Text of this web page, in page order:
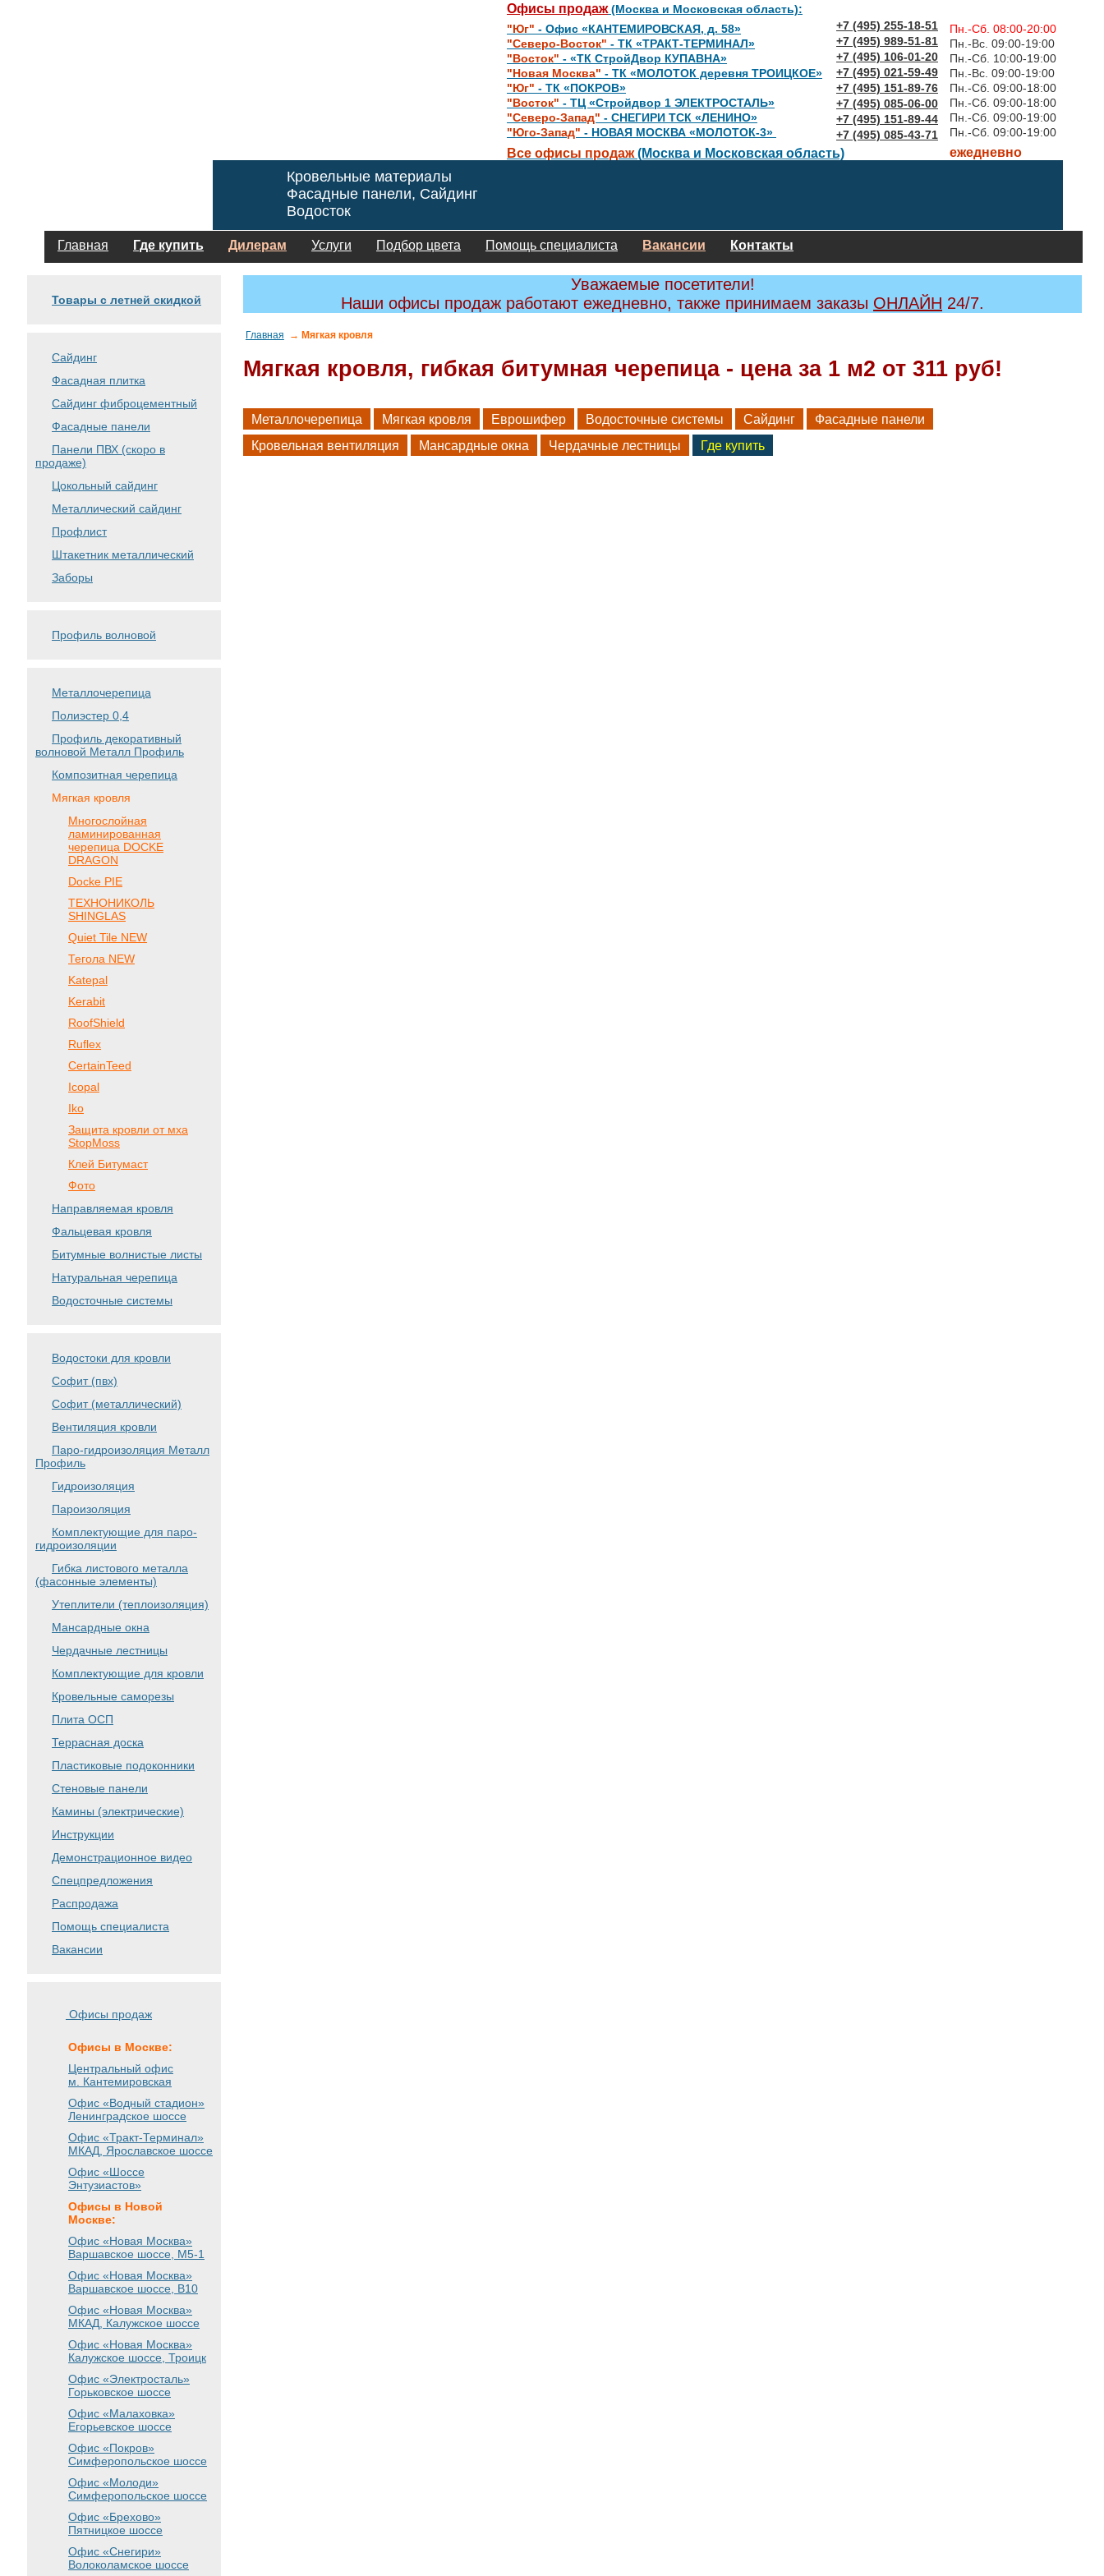
Офисы продаж(Москва и Московская область):
"Юг" - Офис «КАНТЕМИРОВСКАЯ, д. 58»
"Северо-Восток" - ТК «ТРАКТ-ТЕРМИНАЛ»
"Восток" - «ТК СтройДвор КУПАВНА»
"Новая Москва" - ТК «МОЛОТОК деревня ТРОИЦКОЕ»
"Юг" - ТК «ПОКРОВ»
"Восток" - ТЦ «Стройдвор 1 ЭЛЕКТРОСТАЛЬ»
"Северо-Запад" - СНЕГИРИ ТСК «ЛЕНИНО»
"Юго-Запад" - НОВАЯ МОСКВА «МОЛОТОК-3»
Все офисы продаж(Москва и Московская область)
+7 (495) 255-18-51
+7 (495) 989-51-81
+7 (495) 106-01-20
+7 (495) 021-59-49
+7 (495) 151-89-76
+7 (495) 085-06-00
+7 (495) 151-89-44
+7 (495) 085-43-71
Пн.-Сб. 08:00-20:00
Пн.-Вс. 09:00-19:00
Пн.-Сб. 10:00-19:00
Пн.-Вс. 09:00-19:00
Пн.-Сб. 09:00-18:00
Пн.-Сб. 09:00-18:00
Пн.-Сб. 09:00-19:00
Пн.-Сб. 09:00-19:00
ежедневно
Кровельные материалы
Фасадные панели, Сайдинг
Водосток
Главная Где купить Дилерам Услуги Подбор цвета Помощь специалиста Вакансии Контакты
Товары с летней скидкой
Сайдинг
Фасадная плитка
Сайдинг фиброцементный
Фасадные панели
Панели ПВХ (скоро в
продаже)
Цокольный сайдинг
Металлический сайдинг
Профлист
Штакетник металлический
Заборы
Профиль волновой
Металлочерепица
Полиэстер 0,4
Профиль декоративный
волновой Металл Профиль
Композитная черепица
Мягкая кровля
Многослойная
ламинированная
черепица DOCKE
DRAGON
Docke PIE
ТЕХНОНИКОЛЬ
SHINGLAS
Quiet Tile NEW
Тегола NEW
Katepal
Kerabit
RoofShield
Ruflex
CertainTeed
Icopal
Iko
Защита кровли от мха
StopMoss
Клей Битумаст
Фото
Направляемая кровля
Фальцевая кровля
Битумные волнистые листы
Натуральная черепица
Водосточные системы
Водостоки для кровли
Софит (пвх)
Софит (металлический)
Вентиляция кровли
Паро-гидроизоляция Металл
Профиль
Гидроизоляция
Пароизоляция
Комплектующие для паро-
гидроизоляции
Гибка листового металла
(фасонные элементы)
Утеплители (теплоизоляция)
Мансардные окна
Чердачные лестницы
Комплектующие для кровли
Кровельные саморезы
Плита ОСП
Террасная доска
Пластиковые подоконники
Стеновые панели
Камины (электрические)
Инструкции
Демонстрационное видео
Спецпредложения
Распродажа
Помощь специалиста
Вакансии
Офисы продаж
Офисы в Москве:
Центральный офис
м. Кантемировская
Офис «Водный стадион»
Ленинградское шоссе
Офис «Тракт-Терминал»
МКАД, Ярославское шоссе
Офис «Шоссе
Энтузиастов»
Офисы в Новой
Москве:
Офис «Новая Москва»
Варшавское шоссе , М5-1
Офис «Новая Москва»
Варшавское шоссе , B10
Офис «Новая Москва»
МКАД, Калужское шоссе
Офис «Новая Москва»
Калужское шоссе, Троицк
Офис «Электросталь»
Горьковское шоссе
Офис «Малаховка»
Егорьевское шоссе
Офис «Покров»
Симферопольское шоссе
Офис «Молоди»
Симферопольское шоссе
Офис «Брехово»
Пятницкое шоссе
Офис «Снегири»
Волоколамское шоссе
Уважаемые посетители!
Наши офисы продаж работают ежедневно, также принимаем заказы ОНЛАЙН 24/7.
Главная → Мягкая кровля
Мягкая кровля, гибкая битумная черепица - цена за 1 м2 от 311 руб!
Металлочерепица Мягкая кровля Еврошифер Водосточные системы Сайдинг
Фасадные панели
Кровельная вентиляция
Мансардные окна Чердачные лестницы Где купить